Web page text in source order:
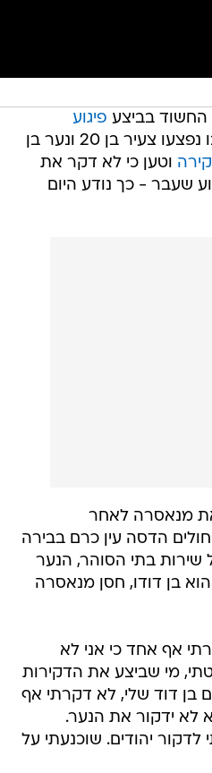
פיגוע
, שבו נפצעו צעיר בן 20 ונער בן
וטען כי לא דקר את
שעבר - כך נודע היום
מנאסרה לאחר
הדסה עין כרם בבירה
שירות בתי הסוהר, הנער
בן דודו, חסן מנאסרה
אף אחד כי אני לא
מי שביצע את הדקירות
בן דוד שלי, לא דקרתי אף
לא ידקור את הנער.
יהודים. שוכנעתי על